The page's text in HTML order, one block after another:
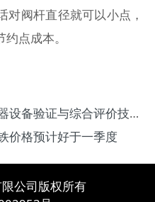
对阀杆直径就可以小点，
约点成本。
与综合评价技术服务推介会召开
价格预计好于一季度
公司版权所有